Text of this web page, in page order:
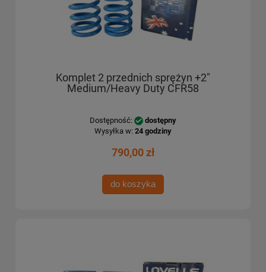
Komplet 2 przednich sprężyn +2"
Medium/Heavy Duty CFR58
Dostępność:
dostępny
Wysyłka w: 24 godziny
790,00 zł
do koszyka